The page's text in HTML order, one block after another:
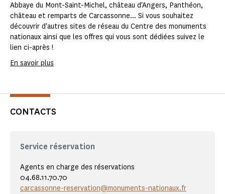
Abbaye du Mont-Saint-Michel, château d'Angers, Panthéon,
château et remparts de Carcassonne... Si vous souhaitez
découvrir d'autres sites de réseau du Centre des monuments
nationaux ainsi que les offres qui vous sont dédiées suivez le
lien ci-après !
En savoir plus
CONTACTS
Service réservation
Agents en charge des réservations
04.68.11.70.70
carcassonne-reservation@monuments-nationaux.fr